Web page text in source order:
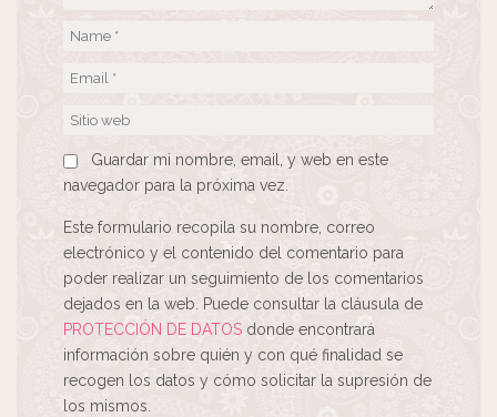
Guardar mi nombre, email, y web en este
navegador para la próxima vez.
Este formulario recopila su nombre, correo
electrónico y el contenido del comentario para
poder realizar un seguimiento de los comentarios
dejados en la web. Puede consultar la cláusula de
PROTECCIÓN DE DATOS donde encontrará
información sobre quién y con qué finalidad se
recogen los datos y cómo solicitar la supresión de
los mismos.